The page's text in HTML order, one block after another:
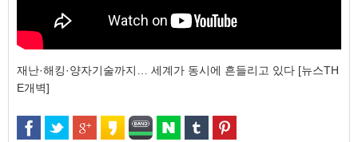
재난·해킹·양자기술까지… 세계가 동시에 흔들리고 있다 [뉴스TH
E개벽]